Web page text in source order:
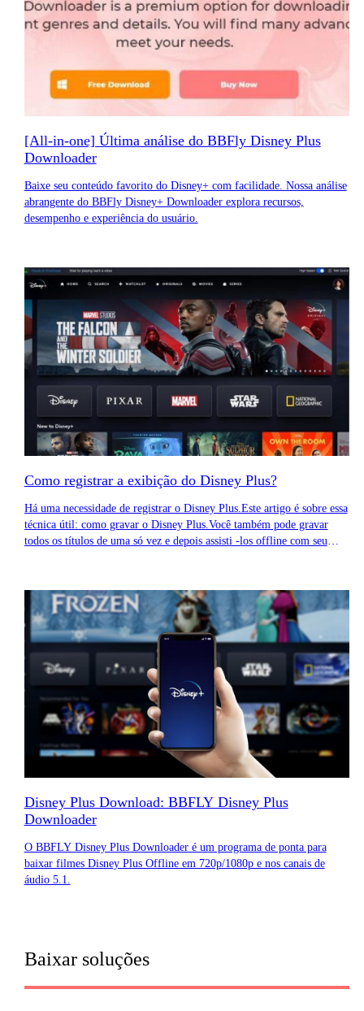
[All-in-one] Última análise do BBFly Disney Plus
Downloader
Baixe seu conteúdo favorito do Disney+ com facilidade. Nossa análise
abrangente do BBFly Disney+ Downloader explora recursos,
desempenho e experiência do usuário.
Como registrar a exibição do Disney Plus?
Há uma necessidade de registrar o Disney Plus.Este artigo é sobre essa
técnica útil: como gravar o Disney Plus.Você também pode gravar
todos os títulos de uma só vez e depois assisti -los offline com seu
Disney Plus Download: BBFLY Disney Plus
Downloader
O BBFLY Disney Plus Downloader é um programa de ponta para
baixar filmes Disney Plus Offline em 720p/1080p e nos canais de
áudio 5.1.
Baixar soluções